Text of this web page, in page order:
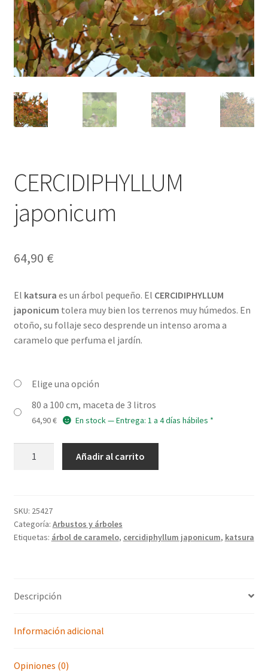
CERCIDIPHYLLUM
japonicum
64,90 €
El katsura es un árbol pequeño. El CERCIDIPHYLLUM
japonicum tolera muy bien los terrenos muy húmedos. En
otoño, su follaje seco desprende un intenso aroma a
caramelo que perfuma el jardín.
Elige una opción
80 a 100 cm, maceta de 3 litros
64,90€ En stock — Entrega: 1 a 4 días hábiles *
Añadir al carrito
SKU: 25427
Categoría: Arbustos y árboles
Etiquetas: árbol de caramelo, cercidiphyllum japonicum, katsura
Descripción
Información adicional
Opiniones (0)